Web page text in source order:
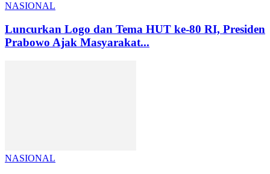
NASIONAL
Luncurkan Logo dan Tema HUT ke-80 RI, Presiden
Prabowo Ajak Masyarakat...
NASIONAL